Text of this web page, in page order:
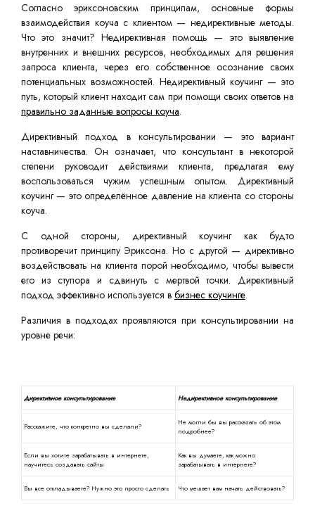
Согласно эриксоновским принципам, основные формы
взаимодействия коуча с клиентом — недирективные методы.
Что это значит? Недирективная помощь — это выявление
внутренних и внешних ресурсов, необходимых для решения
запроса клиента, через его собственное осознание своих
потенциальных возможностей. Недирективный коучинг — это
путь, который клиент находит сам при помощи своих ответов на
правильно заданные вопросы коуча.
Директивный подход в консультировании — это вариант
наставничества. Он означает, что консультант в некоторой
степени руководит действиями клиента, предлагая ему
воспользоваться чужим успешным опытом. Директивный
коучинг — это определённое давление на клиента со стороны
коуча.
С одной стороны, директивный коучинг как будто
противоречит принципу Эриксона. Но с другой — директивно
воздействовать на клиента порой необходимо, чтобы вывести
его из ступора и сдвинуть с мертвой точки. Директивный
подход эффективно используется в бизнес коучинге.
Различия в подходах проявляются при консультировании на
уровне речи:
Директивное консультирование Недирективное консультирование
Расскажите, что конкретно вы сделали?
Не могли бы вы рассказать об этом
подробнее?
Если вы хотите зарабатывать в интернете,
научитесь создавать сайты
Как вы думаете, как можно
зарабатывать в интернете?
Вы все откладываете? Нужно это просто сделать Что мешает вам начать действовать?